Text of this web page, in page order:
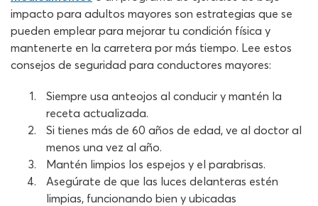
impacto para adultos mayores son estrategias que se
pueden emplear para mejorar tu condición física y
mantenerte en la carretera por más tiempo. Lee estos
consejos de seguridad para conductores mayores:
Siempre usa anteojos al conducir y mantén la
receta actualizada.
Si tienes más de 60 años de edad, ve al doctor al
menos una vez al año.
Mantén limpios los espejos y el parabrisas.
Asegúrate de que las luces delanteras estén
limpias, funcionando bien y ubicadas